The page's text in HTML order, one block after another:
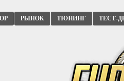
РЫНОК ТЮНИНГ ТЕСТ-